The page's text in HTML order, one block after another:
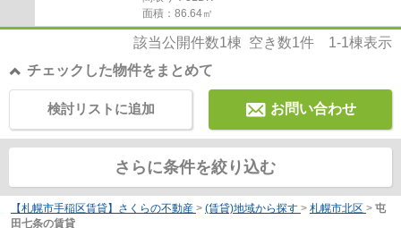
面積：86.64㎡
該当公開件数1棟 空き数1件 1-1棟表示
チェックした物件をまとめて
お問い合わせ
検討リストに追加
さらに条件を絞り込む
【札幌市手稲区賃貸】さくらの不動産 > (賃貸)地域から探す > 札幌市北区 > 屯
田七条の賃貸